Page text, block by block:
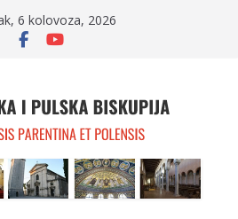
6 kolovoza, 2026